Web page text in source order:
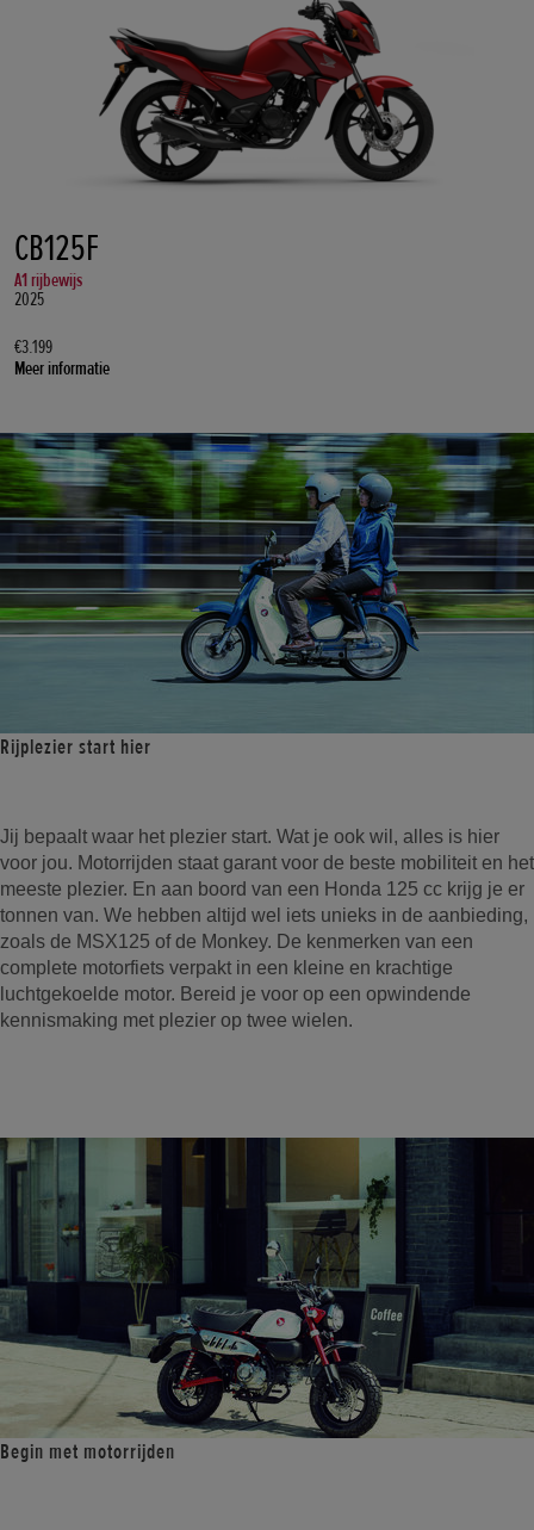
CB125F
A1 rijbewijs
2025
€3.199
Meer informatie
Rijplezier start hier
Jij bepaalt waar het plezier start. Wat je ook wil, alles is hier
voor jou. Motorrijden staat garant voor de beste mobiliteit en het
meeste plezier. En aan boord van een Honda 125 cc krijg je er
tonnen van. We hebben altijd wel iets unieks in de aanbieding,
zoals de MSX125 of de Monkey. De kenmerken van een
complete motorfiets verpakt in een kleine en krachtige
luchtgekoelde motor. Bereid je voor op een opwindende
kennismaking met plezier op twee wielen.
Begin met motorrijden